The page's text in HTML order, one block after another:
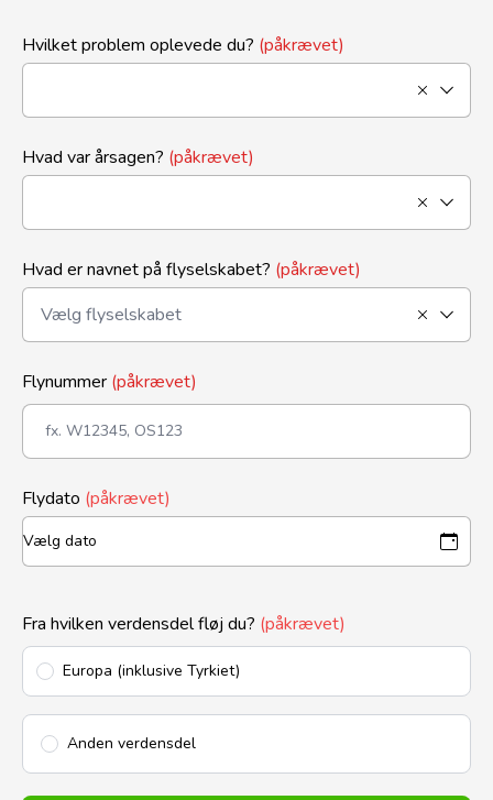
Hvilket problem oplevede du? (påkrævet)
Hvad var årsagen? (påkrævet)
Hvad er navnet på flyselskabet? (påkrævet)
Flynummer (påkrævet)
Flydato (påkrævet)
Fra hvilken verdensdel fløj du? (påkrævet)
Europa (inklusive Tyrkiet)
Anden verdensdel